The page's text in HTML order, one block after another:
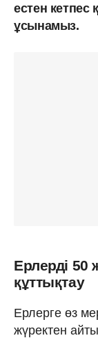
естен кетпес
ұсынамыз.
Ерлерді
құттықтау
Ерлерге өз
жүректен